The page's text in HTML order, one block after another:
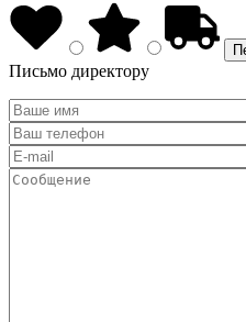
Письмо директору